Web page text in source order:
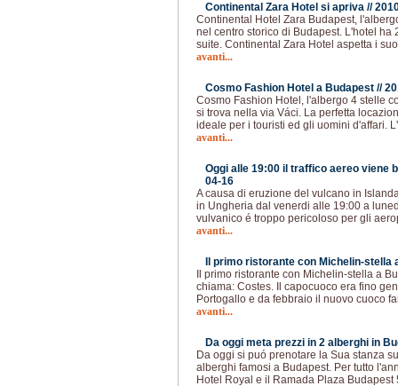
Continental Zara Hotel si apriva //
Continental Hotel Zara Budapest,
nel centro storico di Budapest. L'hotel ha
suite. Continental Zara Hotel aspetta i
avanti...
Cosmo Fashion Hotel a Budapest //
Cosmo Fashion Hotel, l'albergo 4 stelle
si trova nella via Váci. La perfetta
ideale per i touristi ed gli uomini d'affari.
avanti...
Oggi alle 19:00 il traffico aereo viene
04-16
A causa di eruzione del vulcano in
in Ungheria dal venerdi alle 19:00 a
vulvanico é troppo pericoloso per gli
avanti...
Il primo ristorante con Michelin-stella
Il primo ristorante con Michelin-stella a
chiama: Costes. Il capocuoco era fino
Portogallo e da febbraio il nuovo cuoco
avanti...
Da oggi meta prezzi in 2 alberghi in
Da oggi si puó prenotare la Sua stanza
alberghi famosi a Budapest. Per tutto
Hotel Royal e il Ramada Plaza Budapest